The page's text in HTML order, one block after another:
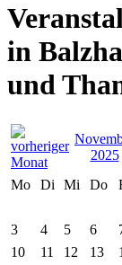
in
und
2025
Mo
Di Mi Do
3
4 5 6
10
11 12 13